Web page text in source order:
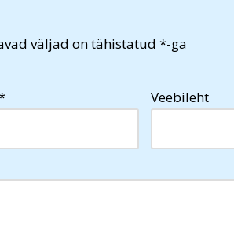
väljad on tähistatud *-ga
Veebileht